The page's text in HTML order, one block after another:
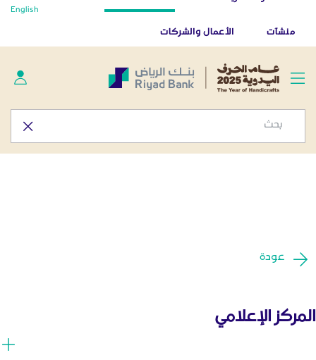
أخبار صحفية - المركز الإعلامي
تطبيق بنك الرياض
منشآت الأعمال والشركات
English
عودة
المركز الإعلامي